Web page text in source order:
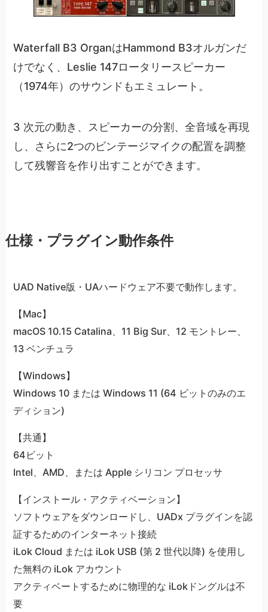
Waterfall B3 OrganはHammond B3オルガンだ
けでなく、Leslie 147ロータリースピーカー
（1974年）のサウンドもエミュレート。
3 次元の動き、スピーカーの分割、全音域を再現
し、さらに2つのビンテージマイクの配置を調整
して残響音を作り出すことができます。
仕様・プラグイン動作条件
UAD Native版・UAハードウェア不要で動作します。
【Mac】
macOS 10.15 Catalina、11 Big Sur、12 モントレー、
13 ベンチュラ
【Windows】
Windows 10 または Windows 11 (64 ビットのみのエ
ディション)
【共通】
64ビット
Intel、AMD、または Apple シリコン プロセッサ
【インストール・アクティベーション】
ソフトウェアをダウンロードし、UADx プラグインを認
証するためのインターネット接続
iLok Cloud または iLok USB (第 2 世代以降) を使用し
た無料の iLok アカウント
アクティベートするために物理的な iLokドングルは不
要